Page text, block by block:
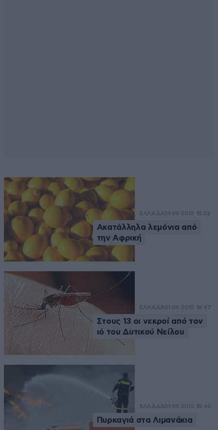
ΕΛΛΑΔΑ01·09·2010 18:52
Ακατάλληλα λεμόνια από
την Αφρική
ΕΛΛΑΔΑ01·09·2010 18:47
Στους 13 οι νεκροί από τον
ιό του Δυτικού Νείλου
ΕΛΛΑΔΑ01·09·2010 18:40
Πυρκαγιά στα Λιμανάκια